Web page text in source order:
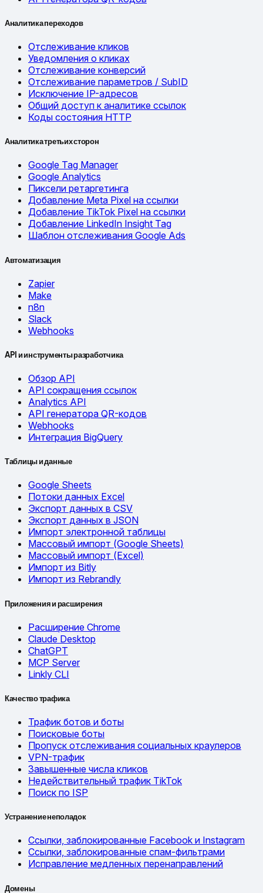
Аналитика переходов
Отслеживание кликов
Уведомления о кликах
Отслеживание конверсий
Отслеживание параметров / SubID
Исключение IP-адресов
Общий доступ к аналитике ссылок
Коды состояния HTTP
Аналитика третьих сторон
Google Tag Manager
Google Analytics
Пиксели ретаргетинга
Добавление Meta Pixel на ссылки
Добавление TikTok Pixel на ссылки
Добавление LinkedIn Insight Tag
Шаблон отслеживания Google Ads
Автоматизация
Zapier
Make
n8n
Slack
Webhooks
API и инструменты разработчика
Обзор API
API сокращения ссылок
Analytics API
API генератора QR-кодов
Webhooks
Интеграция BigQuery
Таблицы и данные
Google Sheets
Потоки данных Excel
Экспорт данных в CSV
Экспорт данных в JSON
Импорт электронной таблицы
Массовый импорт (Google Sheets)
Массовый импорт (Excel)
Импорт из Bitly
Импорт из Rebrandly
Приложения и расширения
Расширение Chrome
Claude Desktop
ChatGPT
MCP Server
Linkly CLI
Качество трафика
Трафик ботов и боты
Поисковые боты
Пропуск отслеживания социальных краулеров
VPN-трафик
Завышенные числа кликов
Недействительный трафик TikTok
Поиск по ISP
Устранение неполадок
Ссылки, заблокированные Facebook и Instagram
Ссылки, заблокированные спам-фильтрами
Исправление медленных перенаправлений
Домены